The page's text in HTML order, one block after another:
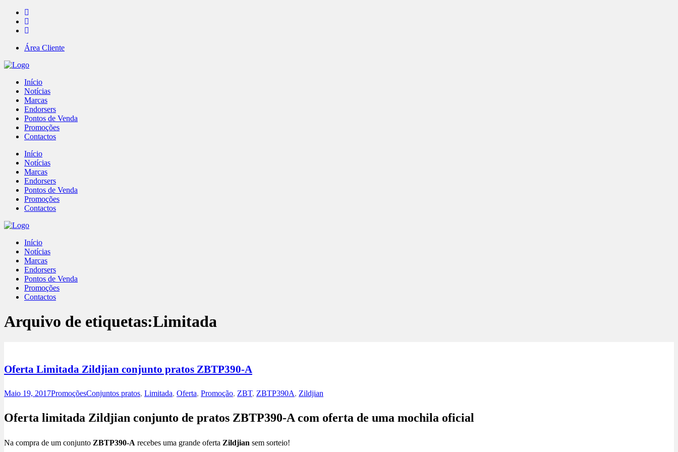
Área Cliente
Início
Notícias
Marcas
Endorsers
Pontos de Venda
Promoções
Contactos
Início
Notícias
Marcas
Endorsers
Pontos de Venda
Promoções
Contactos
Início
Notícias
Marcas
Endorsers
Pontos de Venda
Promoções
Contactos
Arquivo de etiquetas:Limitada
Oferta Limitada Zildjian conjunto pratos ZBTP390-A
Maio 19, 2017PromoçõesConjuntos pratos, Limitada, Oferta, Promoção, ZBT, ZBTP390A, Zildjian
Oferta limitada Zildjian conjunto de pratos ZBTP390-A com oferta de uma mochila oficial
Na compra de um conjunto ZBTP390-A recebes uma grande oferta Zildjian sem sorteio!